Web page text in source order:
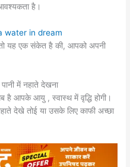
है।
water in dream
यह एक संकेत है की, आपको अपनी
में नहाते देखना
आपके आयु , स्वास्थ में वृद्धि होगी।
देखे तोई या उसके लिए काफी अच्छा